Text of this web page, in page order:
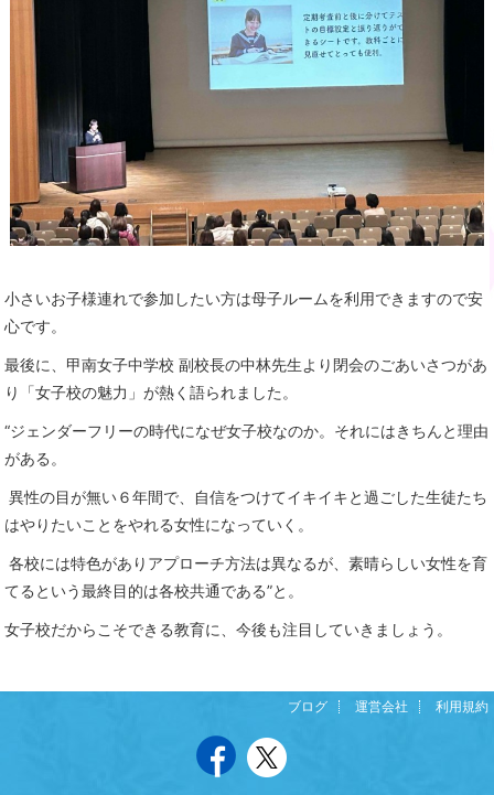
小さいお子様連れで参加したい方は母子ルームを利用できますので安
心です。
最後に、甲南女子中学校 副校長の中林先生より閉会のごあいさつがあ
り「女子校の魅力」が熱く語られました。
“ジェンダーフリーの時代になぜ女子校なのか。それにはきちんと理由
がある。
異性の目が無い６年間で、自信をつけてイキイキと過ごした生徒たち
はやりたいことをやれる女性になっていく。
各校には特色がありアプローチ方法は異なるが、素晴らしい女性を育
てるという最終目的は各校共通である”と。
女子校だからこそできる教育に、今後も注目していきましょう。
ブログ 運営会社 利用規約